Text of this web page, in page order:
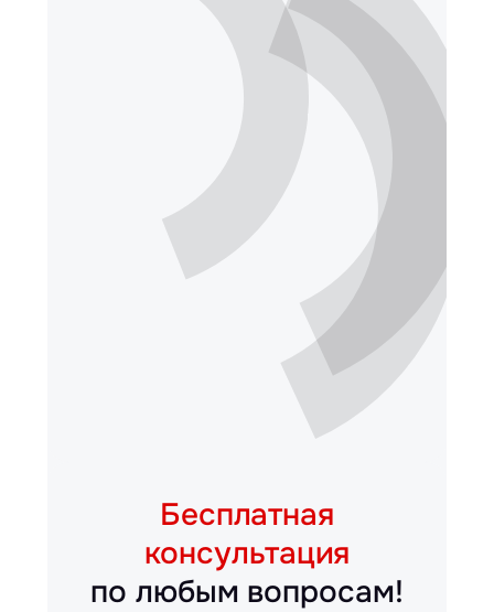
Бесплатная
консультация
по любым вопросам!